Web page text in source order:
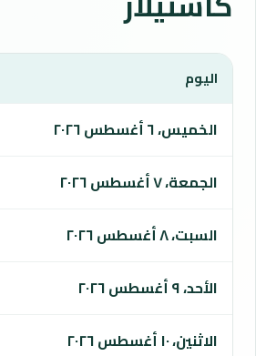
يعرض هذا الجدول مواقيت الصلاة لمدة 7 أيام في كاستيلار، بما يشمل الفجر والشروق والظهر والعصر والمغرب والعشاء.
اليوم
الخميس، ٦ أغسطس ٢٠٢٦
الجمعة، ٧ أغسطس ٢٠٢٦
السبت، ٨ أغسطس ٢٠٢٦
الأحد، ٩ أغسطس ٢٠٢٦
الاثنين، ١٠ أغسطس ٢٠٢٦